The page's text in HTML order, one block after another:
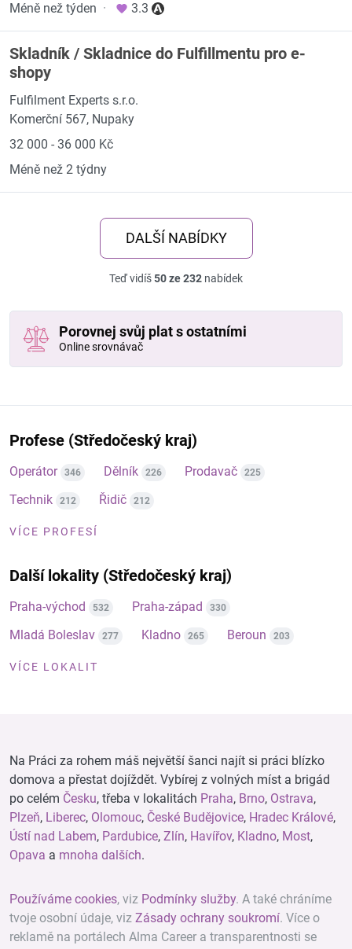
Méně než týden · 3.3
Skladník / Skladnice do Fulfillmentu pro e-
shopy
Fulfilment Experts s.r.o.
Komerční 567, Nupaky
32 000 - 36 000 Kč
Méně než 2 týdny
DALŠÍ NABÍDKY
Teď vidíš50 ze 232 nabídek
Porovnej svůj plat s ostatními
Online srovnávač
Profese (Středočeský kraj)
Operátor 346 Dělník 226 Prodavač 225
Technik 212 Řidič 212
VÍCE PROFESÍ
Další lokality (Středočeský kraj)
Praha-východ 532 Praha-západ 330
Mladá Boleslav 277 Kladno 265 Beroun 203
VÍCE LOKALIT
Na Práci za rohem máš největší šanci najít si práci blízko
domova a přestat dojíždět. Vybírej z volných míst a brigád
po celém Česku, třeba v lokalitách Praha, Brno, Ostrava,
Plzeň, Liberec, Olomouc, České Budějovice, Hradec Králové,
Ústí nad Labem, Pardubice, Zlín, Havířov, Kladno, Most,
Opava a mnoha dalších.
Používáme cookies, viz Podmínky služby. A také chráníme
tvoje osobní údaje, viz Zásady ochrany soukromí. Více o
reklamě na portálech Alma Career a transparentnosti se